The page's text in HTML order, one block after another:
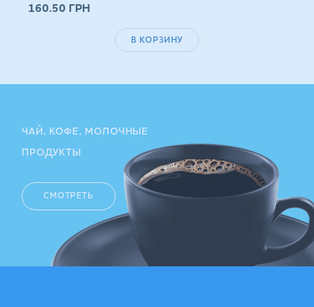
160.50 ГРН
В КОРЗИНУ
ЧАЙ, КОФЕ, МОЛОЧНЫЕ
ПРОДУКТЫ
СМОТРЕТЬ